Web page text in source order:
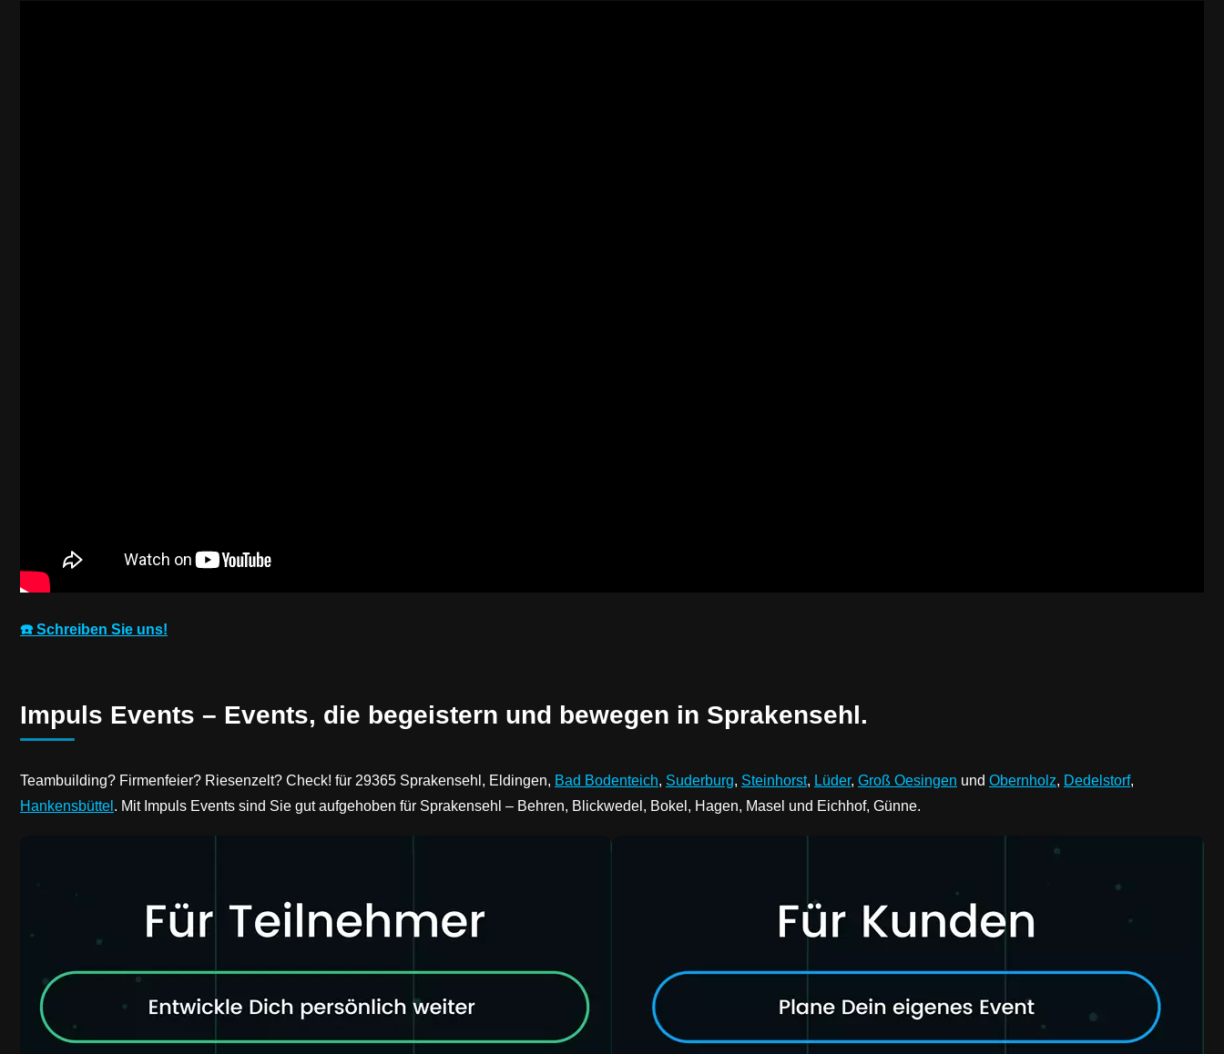
☎️ Schreiben Sie uns!
Impuls Events – Events, die begeistern und bewegen in Sprakensehl.
Teambuilding? Firmenfeier? Riesenzelt? Check! für 29365 Sprakensehl, Eldingen, Bad Bodenteich, Suderburg, Steinhorst, Lüder, Groß Oesingen und Obernholz, Dedelstorf,
Hankensbüttel . Mit Impuls Events sind Sie gut aufgehoben für Sprakensehl – Behren, Blickwedel, Bokel, Hagen, Masel und Eichhof, Günne.